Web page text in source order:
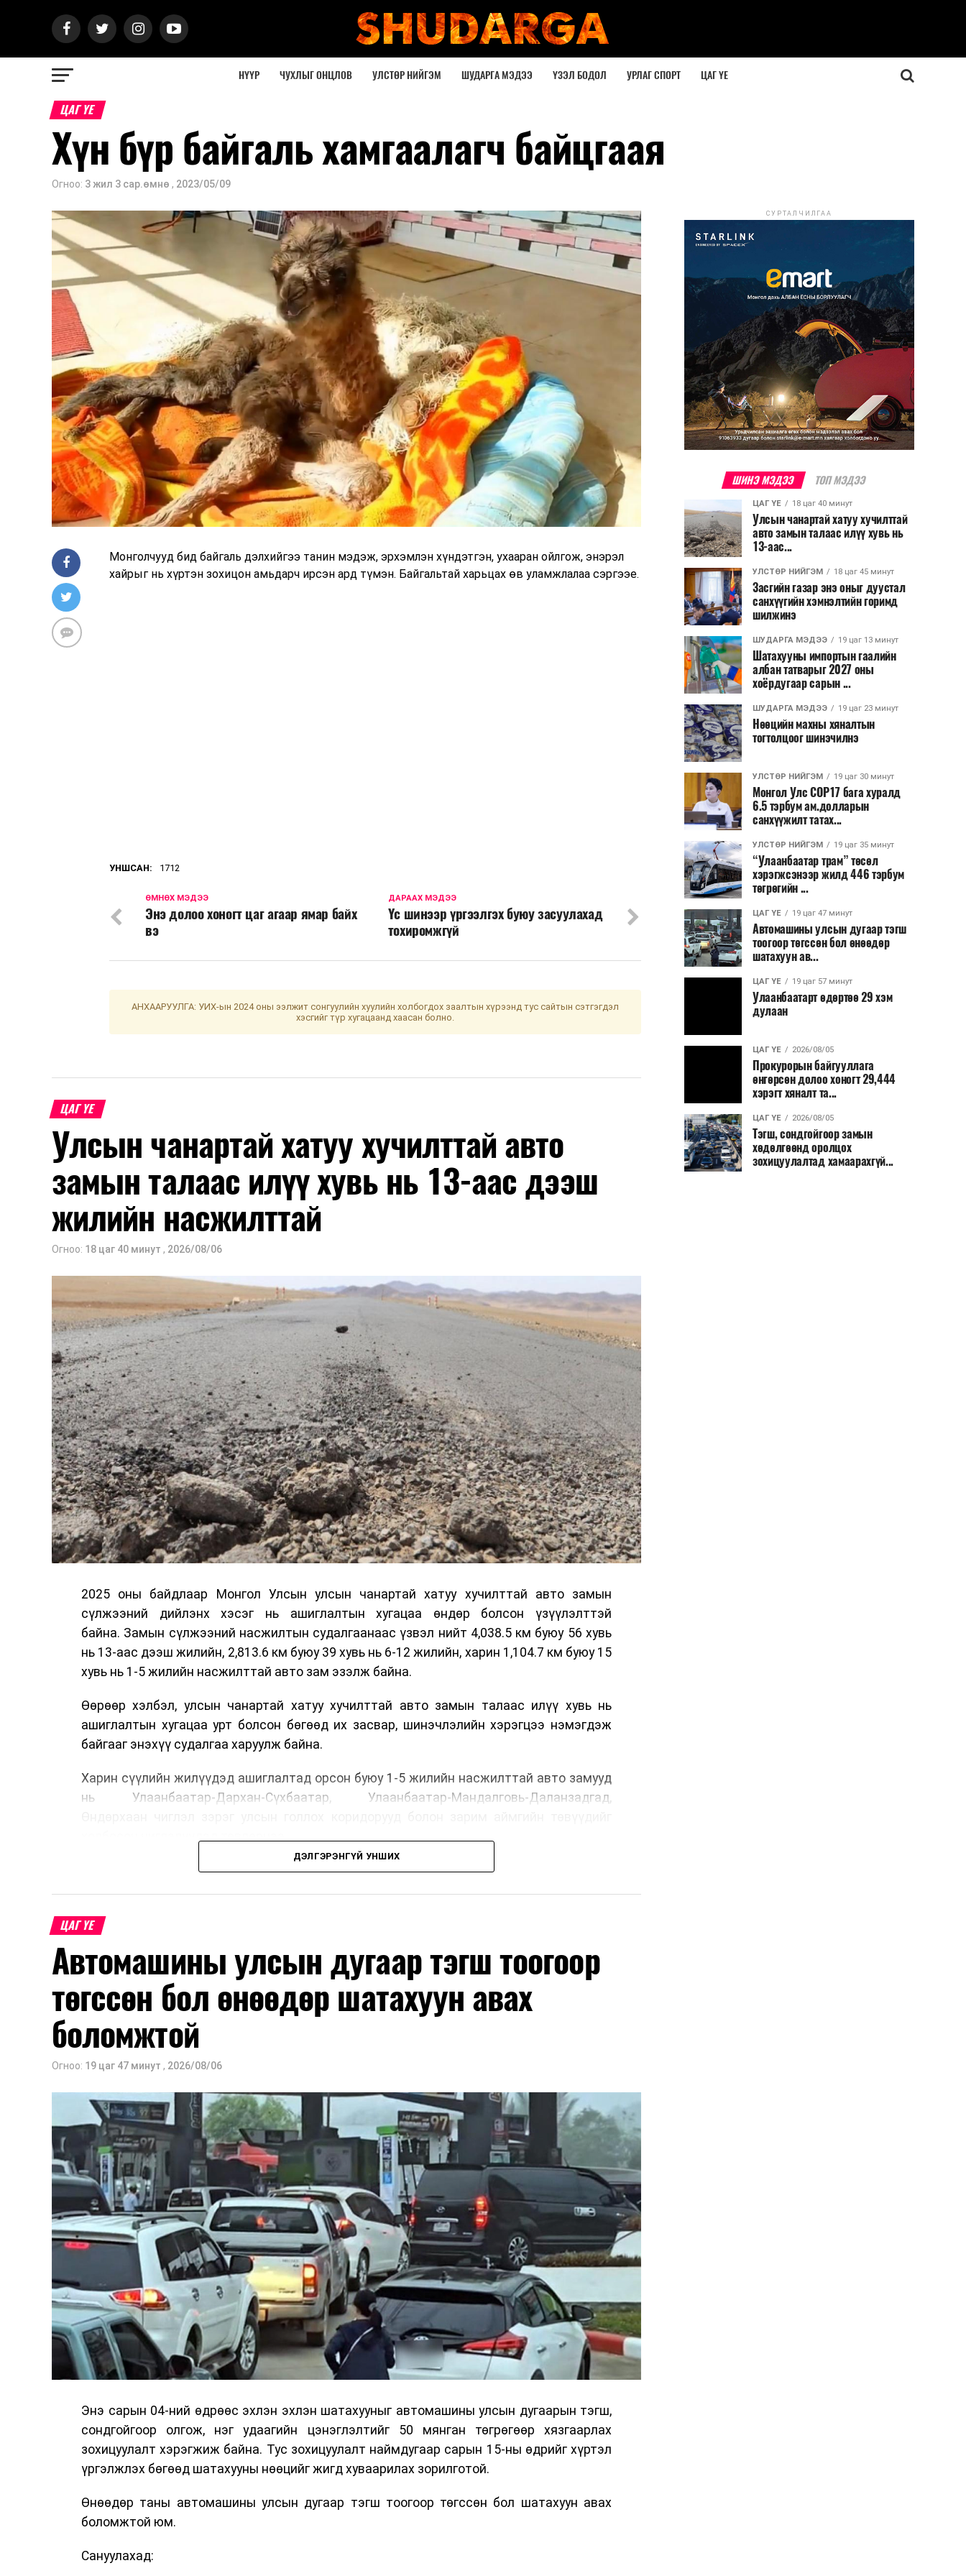
НҮҮР ЧУХЛЫГ ОНЦЛОВ УЛСТӨР НИЙГЭМ ШУДАРГА МЭДЭЭ ҮЗЭЛ БОДОЛ УРЛАГ СПОРТ ЦАГ ҮЕ
ЦАГ ҮЕ
Хүн бүр байгаль хамгаалагч байцгаая
Огноо: 3 жил 3 сар.өмнө , 2023/05/09
Монголчууд бид байгаль дэлхийгээ танин мэдэж, эрхэмлэн хүндэтгэн, ухааран ойлгож, энэрэл
хайрыг нь хүртэн зохицон амьдарч ирсэн ард түмэн. Байгальтай харьцах өв уламжлалаа сэргээе.
УНШСАН: 1712
ДАРААХ МЭДЭЭ
Үс шинээр үргээлгэх буюу засуулахад
тохиромжгүй
ӨМНӨХ МЭДЭЭ
Энэ долоо хоногт цаг агаар ямар байх
вэ
АНХААРУУЛГА: УИХ-ын 2024 оны ээлжит сонгуулийн хуулийн холбогдох заалтын хүрээнд тус сайтын сэтгэгдэл
хэсгийг түр хугацаанд хаасан болно.
ЦАГ ҮЕ
Улсын чанартай хатуу хучилттай авто
замын талаас илүү хувь нь 13-аас дээш
жилийн насжилттай
Огноо: 18 цаг 40 минут , 2026/08/06
2025 оны байдлаар Монгол Улсын улсын чанартай хатуу хучилттай авто замын
сүлжээний дийлэнх хэсэг нь ашиглалтын хугацаа өндөр болсон үзүүлэлттэй
байна. Замын сүлжээний насжилтын судалгаанаас үзвэл нийт 4,038.5 км буюу 56 хувь
нь 13-аас дээш жилийн, 2,813.6 км буюу 39 хувь нь 6-12 жилийн, харин 1,104.7 км буюу 15
хувь нь 1-5 жилийн насжилттай авто зам эзэлж байна.
Өөрөөр хэлбэл, улсын чанартай хатуу хучилттай авто замын талаас илүү хувь нь
ашиглалтын хугацаа урт болсон бөгөөд их засвар, шинэчлэлийн хэрэгцээ нэмэгдэж
байгааг энэхүү судалгаа харуулж байна.
Харин сүүлийн жилүүдэд ашиглалтад орсон буюу 1-5 жилийн насжилттай авто замууд
нь Улаанбаатар-Дархан-Сүхбаатар, Улаанбаатар-Мандалговь-Даланзадгад,
Авто замын насжилтыг тогтмол үнэлж, их засвар, ээлжит засвар арчлалтын ажлыг
төлөвлөхөд чухал ач холбогдолтойг албаныхан хэлж байна
ДЭЛГЭРЭНГҮЙ УНШИХ
ЦАГ ҮЕ
Автомашины улсын дугаар тэгш тоогоор
төгссөн бол өнөөдөр шатахуун авах
боломжтой
Огноо: 19 цаг 47 минут , 2026/08/06
Энэ сарын 04-ний өдрөөс эхлэн эхлэн шатахууныг автомашины улсын дугаарын тэгш,
сондгойгоор олгож, нэг удаагийн цэнэглэлтийг 50 мянган төгрөгөөр хязгаарлах
зохицуулалт хэрэгжиж байна. Тус зохицуулалт наймдугаар сарын 15-ны өдрийг хүртэл
үргэлжлэх бөгөөд шатахууны нөөцийг жигд хуваарилах зорилготой.
Өнөөдөр таны автомашины улсын дугаар тэгш тоогоор төгссөн бол шатахуун авах
боломжтой юм.
Сануулахад:
СУРТАЛЧИЛГАА
ШИНЭ МЭДЭЭ ТОП МЭДЭЭ
ЦАГ ҮЕ 18 цаг 40 минут
Улсын чанартай хатуу хучилттай
авто замын талаас илүү хувь нь
13-аас...
УЛСТӨР НИЙГЭМ 18 цаг 45 минут
Засгийн газар энэ оныг дуустал
санхүүгийн хэмнэлтийн горимд
шилжинэ
ШУДАРГА МЭДЭЭ 19 цаг 13 минут
Шатахууны импортын гаалийн
албан татварыг 2027 оны
хоёрдугаар сарын ...
ШУДАРГА МЭДЭЭ 19 цаг 23 минут
Нөөцийн махны хяналтын
тогтолцоог шинэчилнэ
УЛСТӨР НИЙГЭМ 19 цаг 30 минут
Монгол Улс COP17 бага хуралд
6.5 тэрбум ам.долларын
санхүүжилт татах...
УЛСТӨР НИЙГЭМ 19 цаг 35 минут
“Улаанбаатар трам” төсөл
хэрэгжсэнээр жилд 446 тэрбум
төгрөгийн ...
ЦАГ ҮЕ 19 цаг 47 минут
Автомашины улсын дугаар тэгш
тоогоор төгссөн бол өнөөдөр
шатахуун ав...
ЦАГ ҮЕ 19 цаг 57 минут
Улаанбаатарт өдөртөө 29 хэм
дулаан
ЦАГ ҮЕ 2026/08/05
Прокурорын байгууллага
өнгөрсөн долоо хоногт 29,444
хэрэгт хяналт та...
ЦАГ ҮЕ 2026/08/05
Тэгш, сондгойгоор замын
хөдөлгөөнд оролцох
зохицуулалтад хамаарахгүй...